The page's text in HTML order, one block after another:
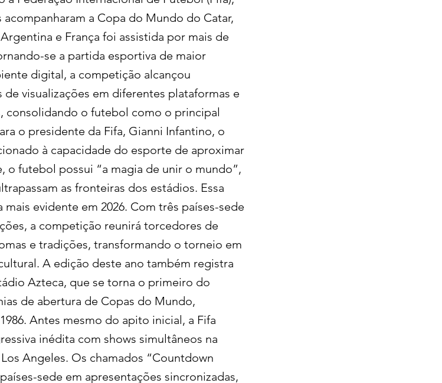
a Copa do Mundo do Catar,
e França foi assistida por mais de
se a partida esportiva de maior
digital, a competição alcançou
visualizações em diferentes plataformas e
consolidando o futebol como o principal
o presidente da Fifa, Gianni Infantino, o
à capacidade do esporte de aproximar
o futebol possui “a magia de unir o mundo”,
as fronteiras dos estádios. Essa
evidente em 2026. Com três países-sede
a competição reunirá torcedores de
e tradições, transformando o torneio em
A edição deste ano também registra
Azteca, que se torna o primeiro do
de abertura de Copas do Mundo,
Antes mesmo do apito inicial, a Fifa
inédita com shows simultâneos na
Angeles. Os chamados “Countdown
sede em apresentações sincronizadas,